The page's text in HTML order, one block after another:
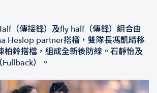
（傳接鋒）及fly half（傳鋒）組合由
Heslop partner搭榴，雙隊長馮凱晴移
柏鈴搭檔，組成全新後防線。石靜怡及
）。